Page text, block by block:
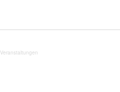
Veranstaltungen